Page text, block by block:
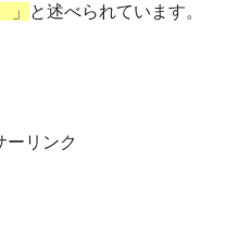
」
と述べられています。
ーリンク